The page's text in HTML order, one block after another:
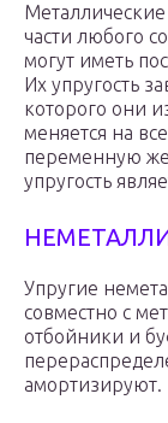
части любого
могут иметь
Их упругость
которого они
меняется на
переменную
упругость
Упругие
совместно с
отбойники и
амортизируют.